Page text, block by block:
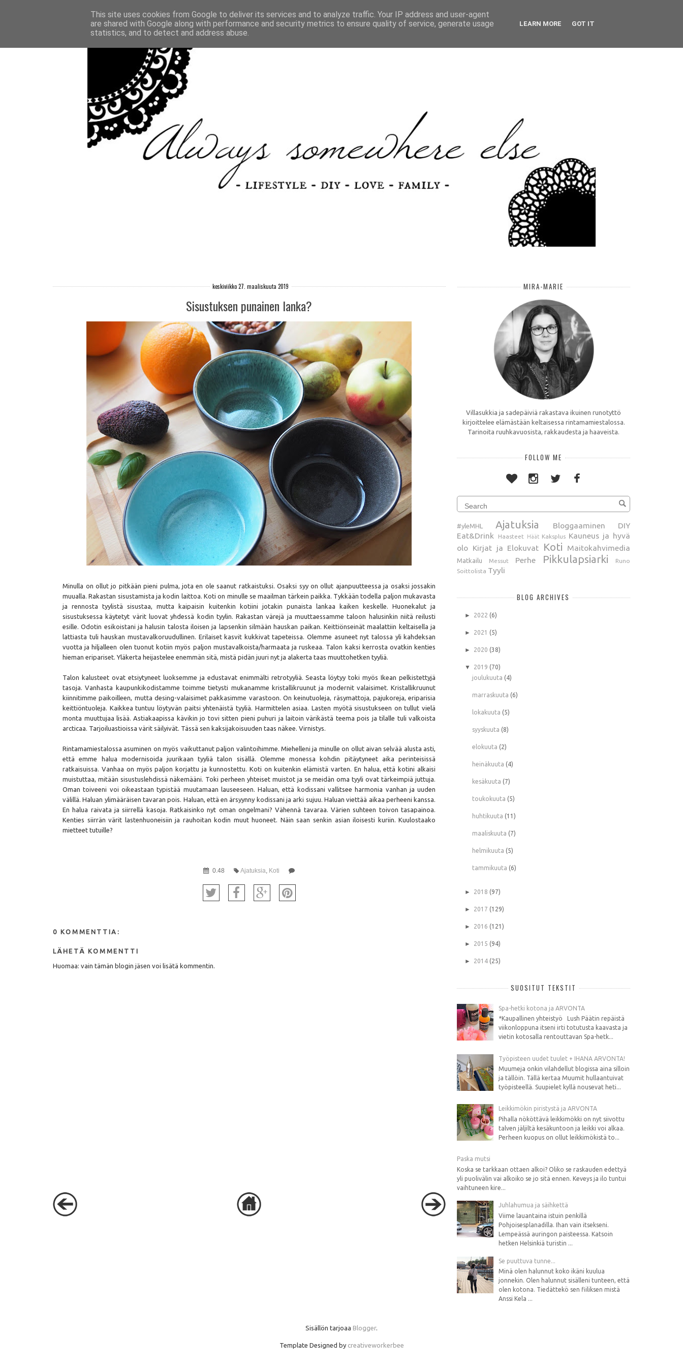
keskiviikko 27. maaliskuuta 2019
Sisustuksen punainen lanka?
Minulla on ollut jo pitkään pieni pulma, jota en ole saanut ratkaistuksi. Osaksi syy on ollut ajanpuutteessa ja osaksi jossakin
muualla. Rakastan sisustamista ja kodin laittoa. Koti on minulle se maailman tärkein paikka. Tykkään todella paljon mukavasta
ja rennosta tyylistä sisustaa, mutta kaipaisin kuitenkin kotiini jotakin punaista lankaa kaiken keskelle. Huonekalut ja
sisustuksessa käytetyt värit luovat yhdessä kodin tyylin. Rakastan värejä ja muuttaessamme taloon halusinkin niitä reilusti
esille. Odotin esikoistani ja halusin talosta iloisen ja lapsenkin silmään hauskan paikan. Keittiönseinät maalattiin keltaisella ja
lattiasta tuli hauskan mustavalkoruudullinen. Erilaiset kasvit kukkivat tapeteissa. Olemme asuneet nyt talossa yli kahdeksan
vuotta ja hiljalleen olen tuonut kotiin myös paljon mustavalkoista/harmaata ja ruskeaa. Talon kaksi kerrosta ovatkin kenties
hieman eripariset. Yläkerta heijastelee enemmän sitä, mistä pidän juuri nyt ja alakerta taas muuttohetken tyyliä.
Talon kalusteet ovat etsiytyneet luoksemme ja edustavat enimmälti retrotyyliä. Seasta löytyy toki myös Ikean pelkistettyjä
tasoja. Vanhasta kaupunkikodistamme toimme tietysti mukanamme kristallikruunut ja modernit valaisimet. Kristallikruunut
kiinnitimme paikoilleen, mutta desing-valaisimet pakkasimme varastoon. On keinutuoleja, räsymattoja, pajukoreja, eriparisia
keittiöntuoleja. Kaikkea tuntuu löytyvän paitsi yhtenäistä tyyliä. Harmittelen asiaa. Lasten myötä sisustukseen on tullut vielä
monta muuttujaa lisää. Astiakaapissa kävikin jo tovi sitten pieni puhuri ja laitoin värikästä teema pois ja tilalle tuli valkoista
arcticaa. Tarjoiluastioissa värit säilyivät. Tässä sen kaksijakoisuuden taas näkee. Virnistys.
Rintamamiestalossa asuminen on myös vaikuttanut paljon valintoihimme. Miehelleni ja minulle on ollut aivan selvää alusta asti,
että emme halua modernisoida juurikaan tyyliä talon sisällä. Olemme monessa kohdin pitäytyneet aika perinteisissä
ratkaisuissa. Vanhaa on myös paljon korjattu ja kunnostettu. Koti on kuitenkin elämistä varten. En halua, että kotini alkaisi
muistuttaa, mitään sisustuslehdissä näkemääni. Toki perheen yhteiset muistot ja se meidän oma tyyli ovat tärkeimpiä juttuja.
Oman toiveeni voi oikeastaan typistää muutamaan lauseeseen. Haluan, että kodissani vallitsee harmonia vanhan ja uuden
välillä. Haluan ylimääräisen tavaran pois. Haluan, että en ärsyynny kodissani ja arki sujuu. Haluan viettää aikaa perheeni kanssa.
En halua raivata ja siirrellä kasoja. Ratkaisinko nyt oman ongelmani? Vähennä tavaraa. Värien suhteen toivon tasapainoa.
Kenties siirrän värit lastenhuoneisiin ja rauhoitan kodin muut huoneet. Näin saan senkin asian iloisesti kuriin. Kuulostaako
mietteet tutuille?
0.48 Ajatuksia Koti
0 KOMMENTTIA:
LÄHETÄ KOMMENTTI
Huomaa: vain tämän blogin jäsen voi lisätä kommentin.
MIRA-MARIE
Villasukkia ja sadepäiviä rakastava ikuinen runotyttö
kirjoittelee elämästään keltaisessa rintamamiestalossa.
Tarinoita ruuhkavuosista, rakkaudesta ja haaveista.
FOLLOW ME
#yleMHL Ajatuksia Bloggaaminen
DIY
Eat&Drink
Haasteet Häät Kaksplus Kauneus ja hyvä
olo Kirjat ja Elokuvat Koti Maitokahvimedia
Matkailu Messut Perhe Pikkulapsiarki
Runo
Soittolista Tyyli
BLOG ARCHIVES
► 2022 (6)
► 2021 (5)
► 2020 (38)
▼ 2019 (70)
joulukuuta (4)
marraskuuta (6)
lokakuuta (5)
syyskuuta (8)
elokuuta (2)
heinäkuuta (4)
kesäkuuta (7)
toukokuuta (5)
huhtikuuta (11)
maaliskuuta (7)
helmikuuta (5)
tammikuuta (6)
► 2018 (97)
► 2017 (129)
► 2016 (121)
► 2015 (94)
► 2014 (25)
SUOSITUT TEKSTIT
Spa-hetki kotona ja ARVONTA
*Kaupallinen yhteistyö Lush Päätin repäistä
viikonloppuna itseni irti totutusta kaavasta ja
vietin kotosalla rentouttavan Spa-hetk...
Työpisteen uudet tuulet + IHANA ARVONTA!
Muumeja onkin vilahdellut blogissa aina silloin
ja tällöin. Tällä kertaa Muumit hullaantuivat
työpisteellä. Suupielet kyllä nousevat heti...
Leikkimökin piristystä ja ARVONTA
Pihalla nököttävä leikkimökki on nyt siivottu
talven jäljiltä kesäkuntoon ja leikki voi alkaa.
Perheen kuopus on ollut leikkimökistä to...
Paska mutsi
Koska se tarkkaan ottaen alkoi? Oliko se raskauden edettyä
yli puolivälin vai alkoiko se jo sitä ennen. Keveys ja ilo tuntui
vaihtuneen kire...
Juhlahumua ja säihkettä
Viime lauantaina istuin penkillä
Pohjoisesplanadilla. Ihan vain itsekseni.
Lempeässä auringon paisteessa. Katsoin
hetken Helsinkiä turistin ...
Se puuttuva tunne...
Minä olen halunnut koko ikäni kuulua
jonnekin. Olen halunnut sisälleni tunteen, että
olen kotona. Tiedättekö sen fiiliksen mistä
Anssi Kela ...
Sisällön tarjoaa Blogger.
Template Designed by creativeworkerbee
This site uses cookies from Google to deliver its services and to analyze traffic. Your IP address and user-agent
are shared with Google along with performance and security metrics to ensure quality of service, generate usage
statistics, and to detect and address abuse.
LEARN MORE GOT IT